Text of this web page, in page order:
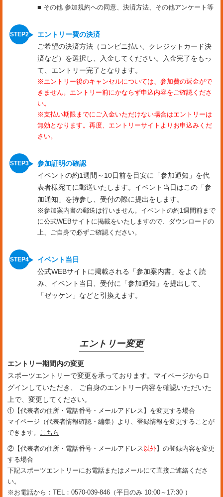
■ その他 参加規約への同意、決済方法、その他アンケート等
エントリー費の決済
ご希望の決済方法（コンビニ払い、クレジットカード決
済など）を選択し、入金してください。入金完了をもっ
て、エントリー完了となります。
※エントリー後のキャンセルについては、参加費の返金がで
きません。エントリー前にかならず申込内容をご確認くださ
い。
※支払い期限までにご入金いただけない場合はエントリーは
無効となります。再度、エントリーサイトよりお申込みくだ
さい。
参加証明の確認
イベントの約1週間～10日前を目安に「参加通知」を代
表者様宛てに郵送いたします。イベント当日はこの「参
加通知」を持参し、受付の際に提出をします。
※参加案内書の郵送は行いません。イベントの約1週間前まで
に公式WEBサイトに掲載をいたしますので、ダウンロードの
上、ご自身で必ずご確認ください。
イベント当日
公式WEBサイトに掲載される「参加案内書」をよく読
み、イベント当日、受付に「参加通知」を提出して、
「ゼッケン」などと引換えます。
エントリー変更
エントリー期間内の変更
スポーツエントリーで変更を承っております。マイページからロ
グインしていただき、 ご自身のエントリー内容を確認いただいた
上で、変更してください。
①【代表者の住所・電話番号・メールアドレス】を変更する場合
マイページ（代表者情報確認・編集）より、登録情報を変更することが
できます。 こちら
②【代表者の住所・電話番号・メールアドレス 以外】の登録内容を変更
する場合
下記スポーツエントリーにお電話またはメールにて直接ご連絡くださ
い。
※お電話から：TEL：0570-039-846（平日のみ 10:00～17:30 ）